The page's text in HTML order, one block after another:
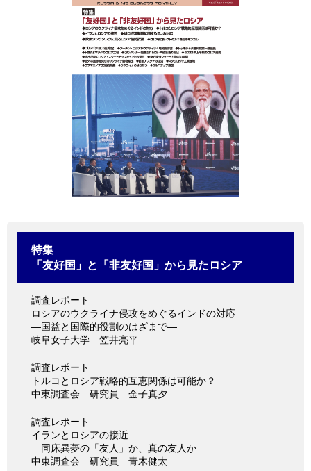
特集
「友好国」と「非友好国」から見たロシア
調査レポート
ロシアのウクライナ侵攻をめぐるインドの対応
―国益と国際的役割のはざまで―
岐阜女子大学 笠井亮平
調査レポート
トルコとロシア戦略的互恵関係は可能か？
中東調査会 研究員 金子真夕
調査レポート
イランとロシアの接近
―同床異夢の「友人」か、真の友人か―
中東調査会 研究員 青木健太